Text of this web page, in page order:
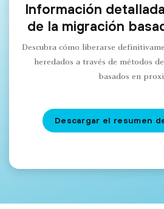
Información
de la migración
Descubra cómo liberarse
heredados a través de métodos
basados en
Descargar el resumen